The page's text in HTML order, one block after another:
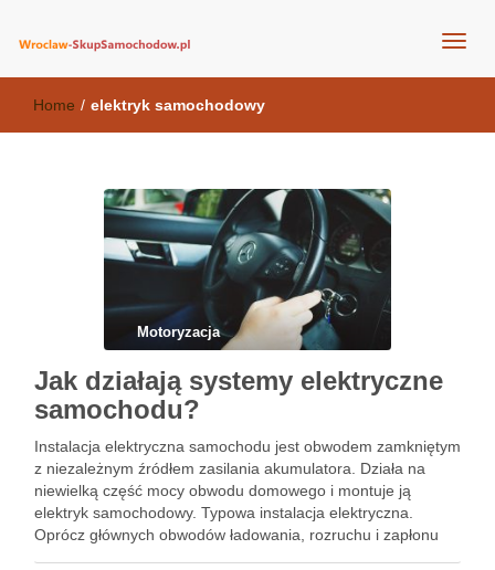
wroclaw-skupsamochodow.pl
Home / elektryk samochodowy
Motoryzacja
Jak działają systemy elektryczne
samochodu?
Instalacja elektryczna samochodu jest obwodem zamkniętym
z niezależnym źródłem zasilania akumulatora. Działa na
niewielką część mocy obwodu domowego i montuje ją
elektryk samochodowy. Typowa instalacja elektryczna.
Oprócz głównych obwodów ładowania, rozruchu i zapłonu